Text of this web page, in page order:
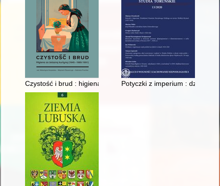
Czystość i brud : higiena za żelazną kurtyną (1945-1989/1991)
Potyczki z imperium :